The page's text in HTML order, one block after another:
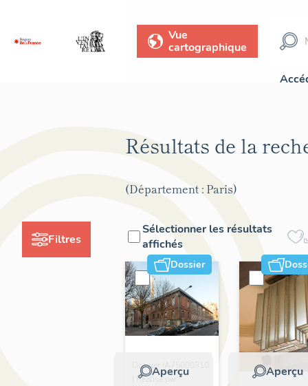
Vue
cartographique
Filtres
Résultats de la
(Département : Paris)
Sélectionner les résultats
affichés
Dossier
Aperçu
Dossier IA75000310
| Réalisé par
Aperçu